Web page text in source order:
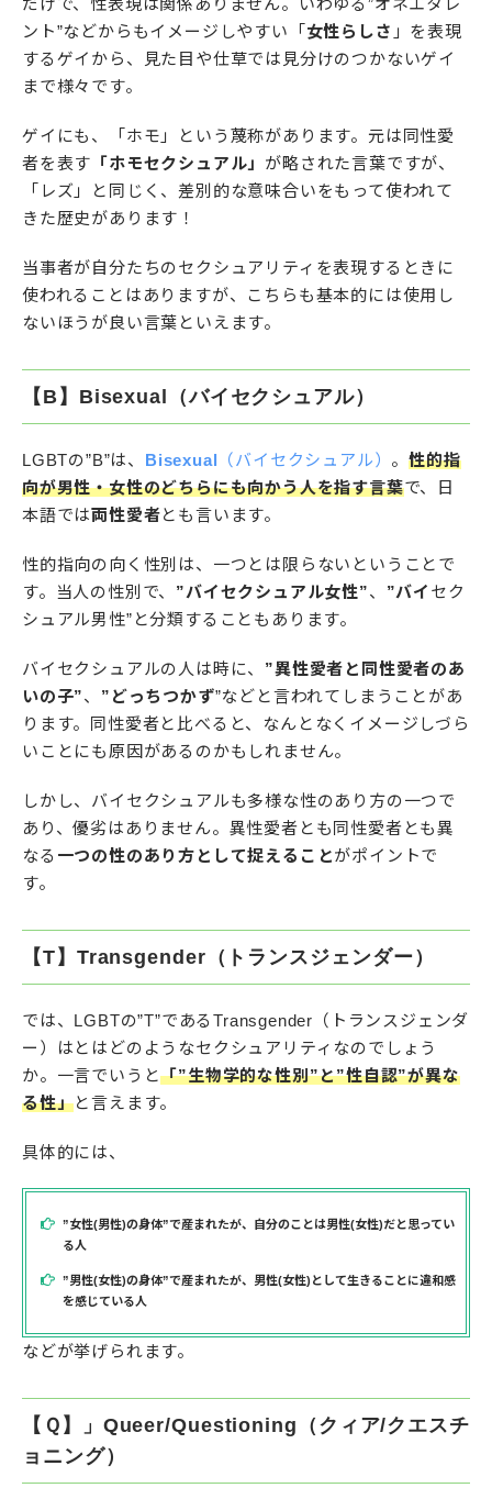
ント”などからもイメージしやすい「 女性らしさ 」を表現
するゲイから、見た目や仕草では見分けのつかないゲイ
まで様々です。
ゲイにも、「ホモ」という蔑称があります。元は同性愛
者を表す 「ホモセクシュアル」 が略された言葉ですが、
「レズ」と同じく、差別的な意味合いをもって使われて
きた歴史があります！
当事者が自分たちのセクシュアリティを表現するときに
使われることはありますが、こちらも基本的には使用し
ないほうが良い言葉といえます。
【B】Bisexual（バイセクシュアル）
LGBTの”B”は、 Bisexual （バイセクシュアル） 。性的指
向が男性・女性のどちらにも向かう人を指す言葉で、日
本語では両性愛者とも言います。
性的指向の向く性別は、一つとは限らないということで
す。当人の性別で、 ”バイセクシュアル女性”、 ”バイ セク
シュアル男性”と分類することもあります。
バイセクシュアルの人は時に、 ”異性愛者と同性愛者のあ
いの子”、 ”どっちつかず”などと言われてしまうことがあ
ります。同性愛者と比べると、なんとなくイメージしづら
いことにも原因があるのかもしれません。
しかし、バイセクシュアルも多様な性のあり方の一つで
あり、優劣はありません。異性愛者とも同性愛者とも異
なる 一つの性のあり方として捉えることがポイントで
す。
【T】Transgender（トランスジェンダー）
では、LGBTの”T”であるTransgender（トランスジェンダ
ー）はとはどのようなセクシュアリティなのでしょう
か。一言でいうと「”生物学的な性別”と”性自認”が異な
る性」と言えます。
具体的には、
”女性(男性)の身体”で産まれたが、自分のことは男性(女性)だと思ってい
る人
”男性(女性)の身体”で産まれたが、男性(女性)として生きることに違和感
を感じている人
などが挙げられます。
【Ｑ】」Queer/Questioning（クィア/クエスチ
ョニング）